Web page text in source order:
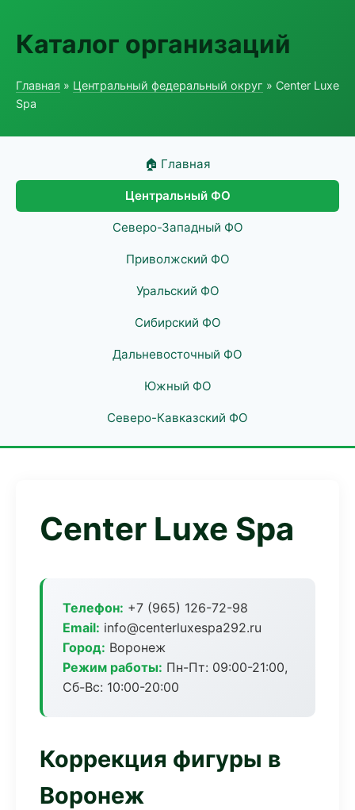
Каталог организаций
Главная » Центральный федеральный округ » Center Luxe
Spa
🏠 Главная
Центральный ФО
Северо-Западный ФО
Приволжский ФО
Уральский ФО
Сибирский ФО
Дальневосточный ФО
Южный ФО
Северо-Кавказский ФО
Center Luxe Spa
Телефон: +7 (965) 126-72-98
Email: info@centerluxespa292.ru
Город: Воронеж
Режим работы: Пн-Пт: 09:00-21:00,
Сб-Вс: 10:00-20:00
Коррекция фигуры в
Воронеж